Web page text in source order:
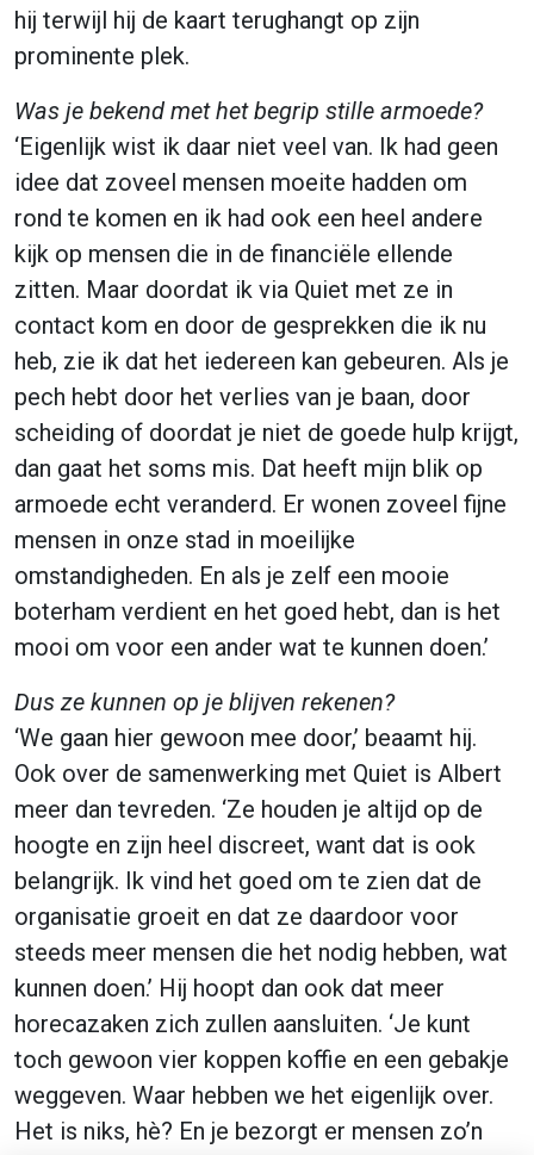
hij terwijl hij de kaart terughangt op zijn
prominente plek.
Was je bekend met het begrip stille armoede?
‘Eigenlijk wist ik daar niet veel van. Ik had geen
idee dat zoveel mensen moeite hadden om
rond te komen en ik had ook een heel andere
kijk op mensen die in de financiële ellende
zitten. Maar doordat ik via Quiet met ze in
contact kom en door de gesprekken die ik nu
heb, zie ik dat het iedereen kan gebeuren. Als je
pech hebt door het verlies van je baan, door
scheiding of doordat je niet de goede hulp krijgt,
dan gaat het soms mis. Dat heeft mijn blik op
armoede echt veranderd. Er wonen zoveel fijne
mensen in onze stad in moeilijke
omstandigheden. En als je zelf een mooie
boterham verdient en het goed hebt, dan is het
mooi om voor een ander wat te kunnen doen.’
Dus ze kunnen op je blijven rekenen?
‘We gaan hier gewoon mee door,’ beaamt hij.
Ook over de samenwerking met Quiet is Albert
meer dan tevreden. ‘Ze houden je altijd op de
hoogte en zijn heel discreet, want dat is ook
belangrijk. Ik vind het goed om te zien dat de
organisatie groeit en dat ze daardoor voor
steeds meer mensen die het nodig hebben, wat
kunnen doen.’ Hij hoopt dan ook dat meer
horecazaken zich zullen aansluiten. ‘Je kunt
toch gewoon vier koppen koffie en een gebakje
weggeven. Waar hebben we het eigenlijk over.
Het is niks, hè? En je bezorgt er mensen zo’n